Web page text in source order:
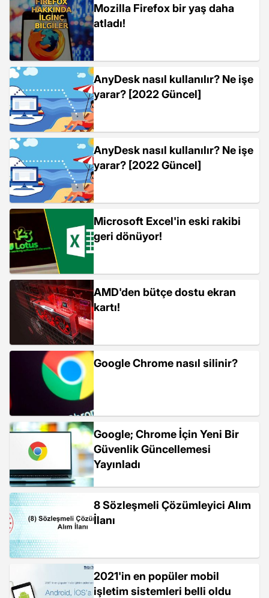
Mozilla Firefox bir yaş daha
atladı!
AnyDesk nasıl kullanılır? Ne işe
yarar? [2022 Güncel]
AnyDesk nasıl kullanılır? Ne işe
yarar? [2022 Güncel]
Microsoft Excel'in eski rakibi
geri dönüyor!
AMD'den bütçe dostu ekran
kartı!
Google Chrome nasıl silinir?
Google; Chrome İçin Yeni Bir
Güvenlik Güncellemesi
Yayınladı
8 Sözleşmeli Çözümleyici Alım
İlanı
2021'in en popüler mobil
işletim sistemleri belli oldu